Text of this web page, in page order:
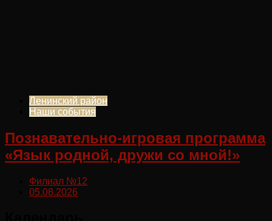
Ленинский район
Наши события
Познавательно-игровая программа
«Язык родной, дружи со мной!»
Филиал №12
05.08.2026